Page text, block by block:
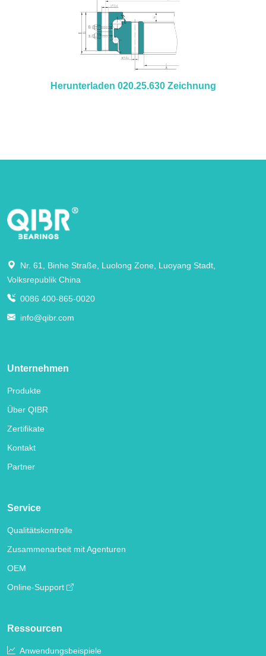
Herunterladen 020.25.630 Zeichnung
Nr. 61, Binhe Straße, Luolong Zone, Luoyang Stadt,
Volksrepublik China
0086 400-865-0020
info@qibr.com
Unternehmen
Produkte
Über QIBR
Zertifikate
Kontakt
Partner
Service
Qualitätskontrolle
Zusammenarbeit mit Agenturen
OEM
Online-Support
Ressourcen
Anwendungsbeispiele